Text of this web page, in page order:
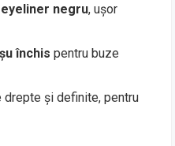
eyeliner negru, ușor
închis pentru buze
drepte și definite, pentru